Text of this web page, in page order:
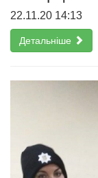
22.11.20 14:13
Детальніше